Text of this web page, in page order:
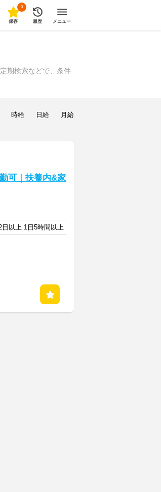
0
保存 履歴 メニュー
期検索などで、条件
時給 日給 月給
可｜扶養内&家
日以上 1日5時間以上